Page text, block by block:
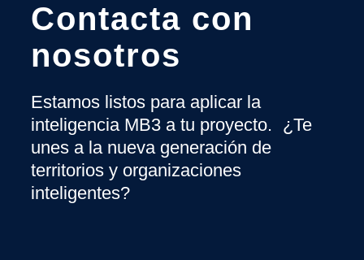
Contacta con
nosotros
Estamos listos para aplicar la
inteligencia MB3 a tu proyecto. ¿Te
unes a la nueva generación de
territorios y organizaciones
inteligentes?